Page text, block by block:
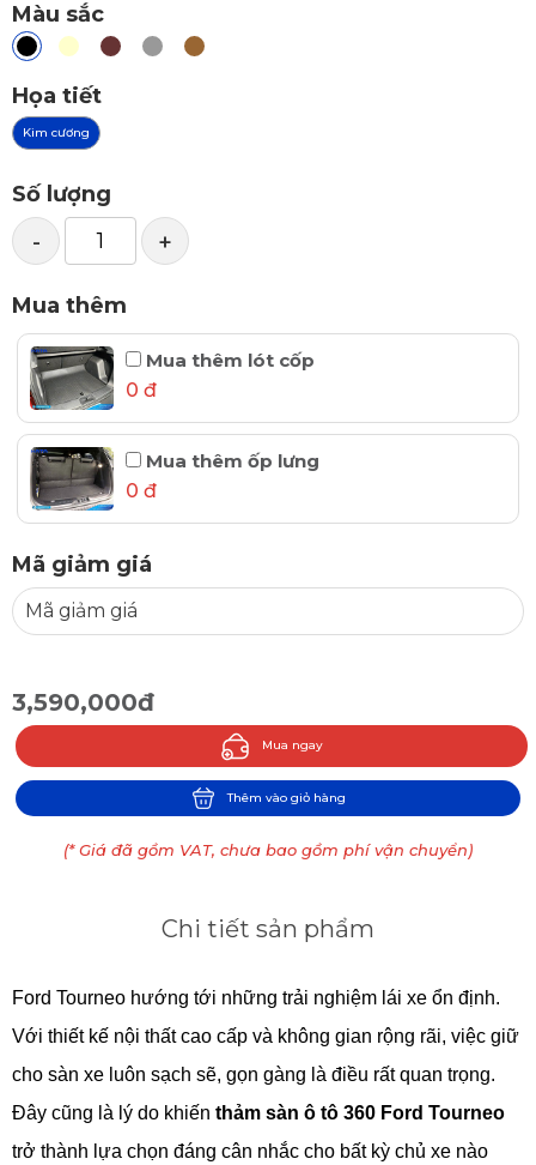
Màu sắc
Họa tiết
Kim cương
Số lượng
- +
Mua thêm
Mua thêm lót cốp
0 đ
Mua thêm ốp lưng
0 đ
Mã giảm giá
3,590,000đ
Mua ngay
Thêm vào giỏ hàng
(* Giá đã gồm VAT, chưa bao gồm phí vận chuyển)
Chi tiết sản phẩm
Ford Tourneo hướng tới những trải nghiệm lái xe ổn định.
Với thiết kế nội thất cao cấp và không gian rộng rãi, việc giữ
cho sàn xe luôn sạch sẽ, gọn gàng là điều rất quan trọng.
Đây cũng là lý do khiến thảm sàn ô tô 360 Ford Tourneo
trở thành lựa chọn đáng cân nhắc cho bất kỳ chủ xe nào